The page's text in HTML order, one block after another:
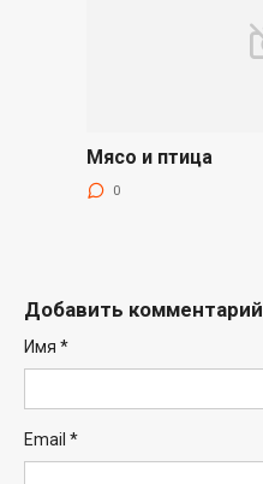
Мясо и птица
0
Добавить комментарий
Имя *
Email *